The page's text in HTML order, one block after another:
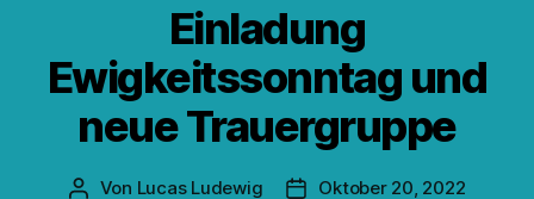
Einladung
Ewigkeitssonntag und
neue Trauergruppe
Beitragsautor
Von Lucas Ludewig Veröffentlichungsdatum
Oktober 20, 2022